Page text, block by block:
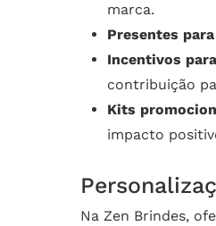
marca.
Presentes
Incentivos
contribuição
Kits
impacto
Na Zen Brindes,